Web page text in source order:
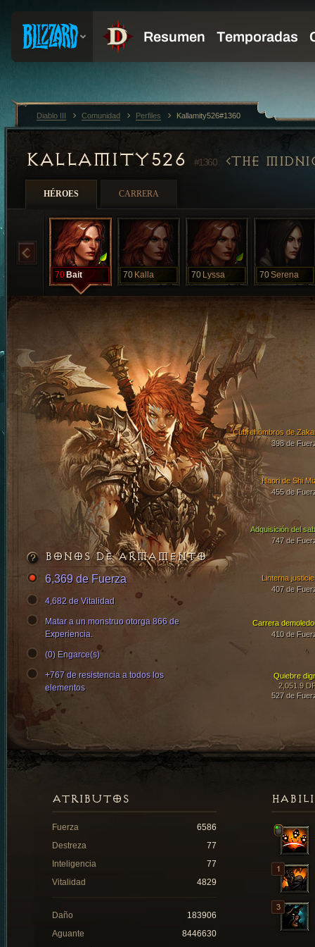
KALLAMITY526 #1360 THE
HÉROES CARRERA
70 Bait 70 Kalla 70 Lyssa 70Serena
Haori de Shi
455 de
Adquisición del
747 de
Cubrehombros de
398 de
Carrera
410 de
Quiebre
2,051.9
527 de
Linterna
407 de
BONOS DE ARMAMENTO
6,369 de Fuerza
4,682 de Vitalidad
Matar a un monstruo otorga 866 de
Experiencia.
(0) Engarce(s)
+767 de resistencia a todos los
elementos
ATRIBUTOS
Fuerza
6586
Destreza
77
Inteligencia
77
Vitalidad
4829
Daño
183906
Aguante
8446630
Diablo III Comunidad Perfiles Kallamity526#1360